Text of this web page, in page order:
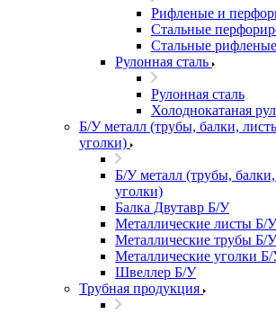
Рифленые и
Стальные
Стальные
Рулонная сталь
Рулонная сталь
Холоднокатаная
Б/У металл (трубы, балки,
уголки)
Б/У металл (трубы,
уголки)
Балка Двутавр Б/У
Металлические листы Б/У
Металлические трубы Б/У
Металлические уголки
Швеллер Б/У
Трубная продукция